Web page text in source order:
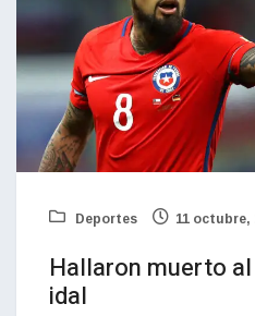
Deportes 11 octubre,
Hallaron muerto
idal